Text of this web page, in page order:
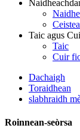
Taic agus
Taic
Cuir
Dachaigh
Toraidhean
slabhraidh
Roinnean-seòrsa